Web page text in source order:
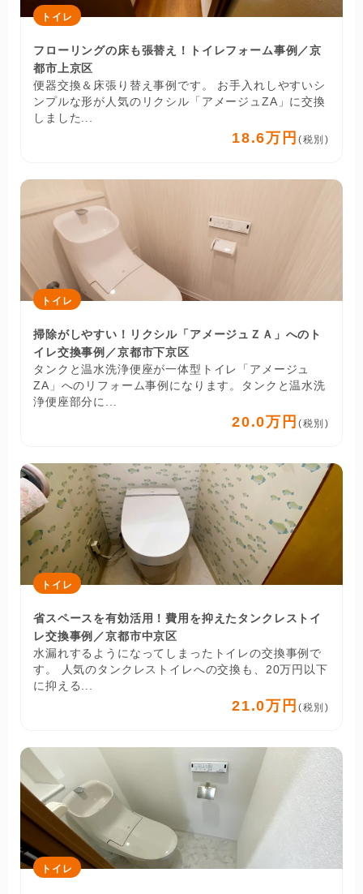
トイレ
フローリングの床も張替え！トイレフォーム事例／京
都市上京区
便器交換＆床張り替え事例です。 お手入れしやすいシ
ンプルな形が人気のリクシル「アメージュZA」に交換
しました...
18.6万円 (税別)
トイレ
掃除がしやすい！リクシル「アメージュＺＡ」へのト
イレ交換事例／京都市下京区
タンクと温水洗浄便座が一体型トイレ「アメージュ
ZA」へのリフォーム事例になります。タンクと温水洗
浄便座部分に...
20.0万円 (税別)
トイレ
省スペースを有効活用！費用を抑えたタンクレストイ
レ交換事例／京都市中京区
水漏れするようになってしまったトイレの交換事例で
す。 人気のタンクレストイレへの交換も、20万円以下
に抑える...
21.0万円 (税別)
トイレ